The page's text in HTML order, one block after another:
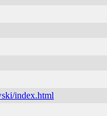
index.html